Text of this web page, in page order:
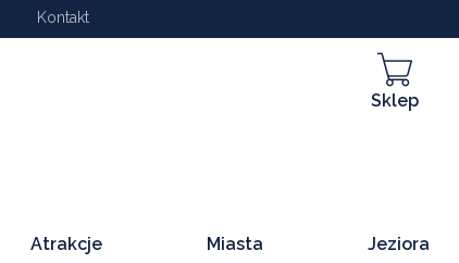
Kontakt
Sklep
Atrakcje Miasta Jeziora